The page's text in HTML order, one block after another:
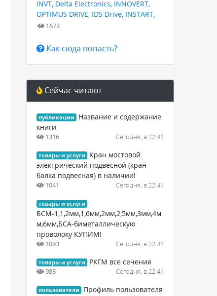
INVT, Delta Electronics, INNOVERT,
OPTIMUS DRIVE, IDS Drive, INSTART,
HYUNDAI для любых задач
1673
Как сюда попасть?
Сейчас читают
публикации
Название и содержание
книги
1316 Сегодня, в 22:41
товары и услуги
Кран мостовой
электрический подвесной (кран-
балка подвесная) в наличии!
1041 Сегодня, в 22:41
товары и услуги
БСМ-1,1,2мм,1,6мм,2мм,2,5мм,3мм,4м
м,6мм,БСА-биметаллическую
проволоку КУПИМ!
1093 Сегодня, в 22:41
товары и услуги РКГМ все сечения
988 Сегодня, в 22:41
пользователи
Профиль пользователя